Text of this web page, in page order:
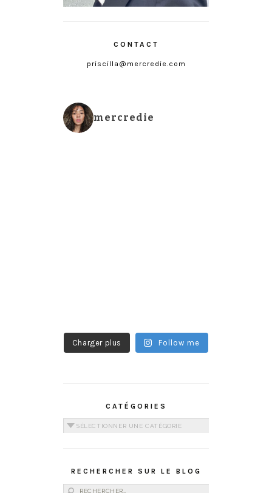
CONTACT
priscilla@mercredie.com
mercredie
Charger plus Follow me
CATÉGORIES
Catégories
RECHERCHER SUR LE BLOG
Rechercher :